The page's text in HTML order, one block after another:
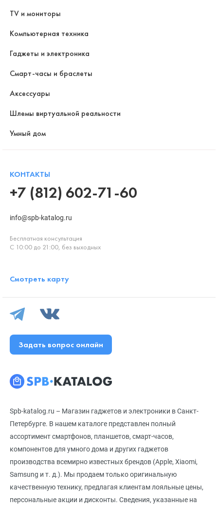
Spb-katalog.ru – Магазин гаджетов и электроники в Санкт-
Петербурге. В нашем каталоге представлен полный
ассортимент смартфонов, планшетов, смарт-часов,
компонентов для умного дома и других гаджетов
производства всемирно известных брендов (Apple, Xiaomi,
Samsung и т. д.). Мы продаем только оригинальную
качественную технику, предлагая клиентам лояльные цены,
персональные акции и дисконты. Сведения, указанные на
TV и мониторы
Компьютерная техника
Гаджеты и электроника
Смарт-часы и браслеты
Аксессуары
Шлемы виртуальной реальности
Умный дом
КОНТАКТЫ
+7 (812) 602-71-60
info@spb-katalog.ru
Бесплатная консультация
С 10:00 до 21:00, без выходных
Смотреть карту
Задать вопрос онлайн